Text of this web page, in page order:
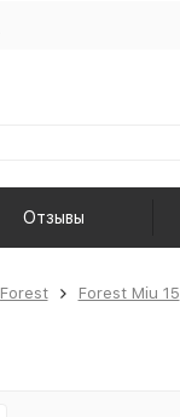
Отзывы
Forest Forest Miu 15